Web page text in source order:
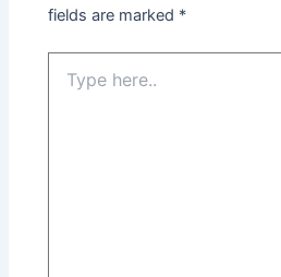
fields are marked *
here..